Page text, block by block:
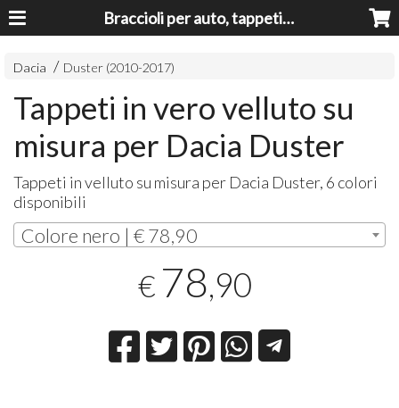
Braccioli per auto, tappeti auto, accessori auto MADE IN ITALY - Armrests, Mittelarmlehnen, Accoundoirs
Dacia Duster (2010-2017)
Tappeti in vero velluto su
misura per Dacia Duster
Tappeti in velluto su misura per Dacia Duster, 6 colori
disponibili
Colore nero | € 78,90
€ 78,90